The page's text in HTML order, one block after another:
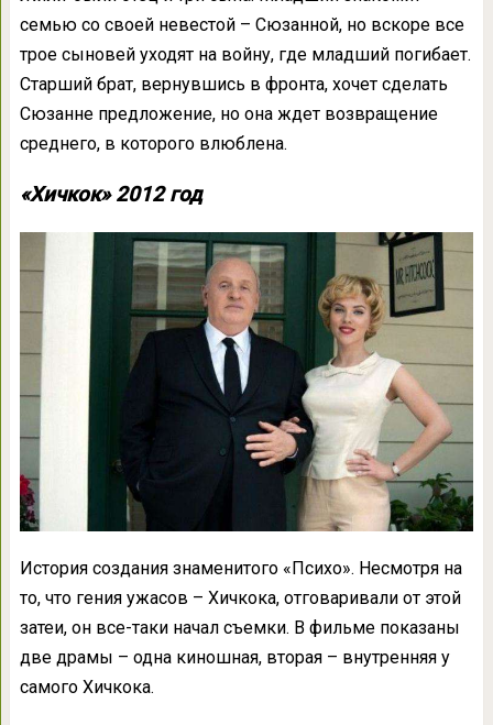
семью со своей невестой – Сюзанной, но вскоре все
трое сыновей уходят на войну, где младший погибает.
Старший брат, вернувшись в фронта, хочет сделать
Сюзанне предложение, но она ждет возвращение
среднего, в которого влюблена.
«Хичкок» 2012 год
История создания знаменитого «Психо». Несмотря на
то, что гения ужасов – Хичкока, отговаривали от этой
затеи, он все-таки начал съемки. В фильме показаны
две драмы – одна киношная, вторая – внутренняя у
самого Хичкока.